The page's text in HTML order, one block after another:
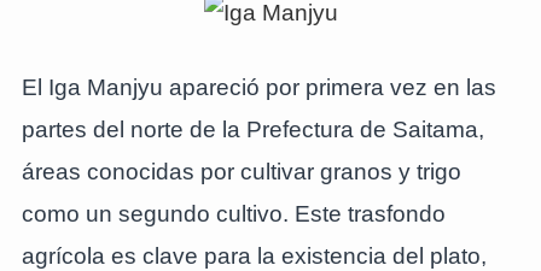
El Iga Manjyu apareció por primera vez en las
partes del norte de la Prefectura de Saitama,
áreas conocidas por cultivar granos y trigo
como un segundo cultivo. Este trasfondo
agrícola es clave para la existencia del plato,